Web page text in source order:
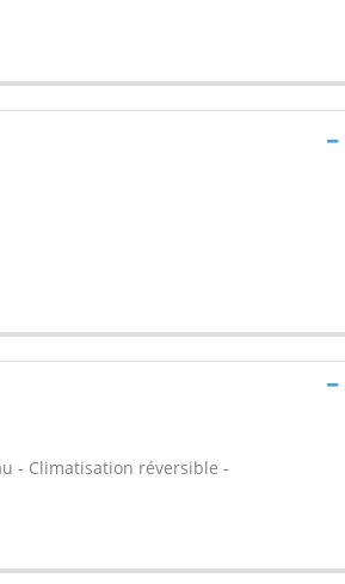
- Climatisation réversible -